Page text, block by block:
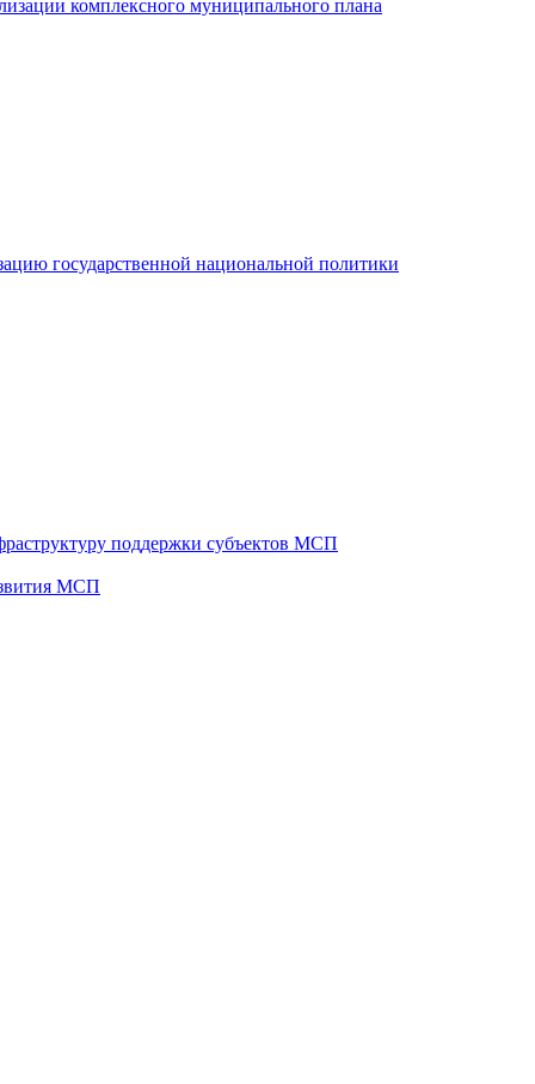
комплексного муниципального плана
государственной национальной политики
поддержки субъектов МСП
МСП